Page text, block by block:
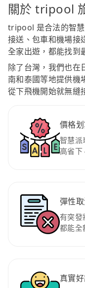
關於 tripool
tripool 是合法的智
接送、包車和機場接
全家出遊，都能找到
除了台灣，我們也在
南和泰國等地提供機
從下飛機開始就無縫
價格
智慧派
高省下
彈性
有突發
都能全
真實